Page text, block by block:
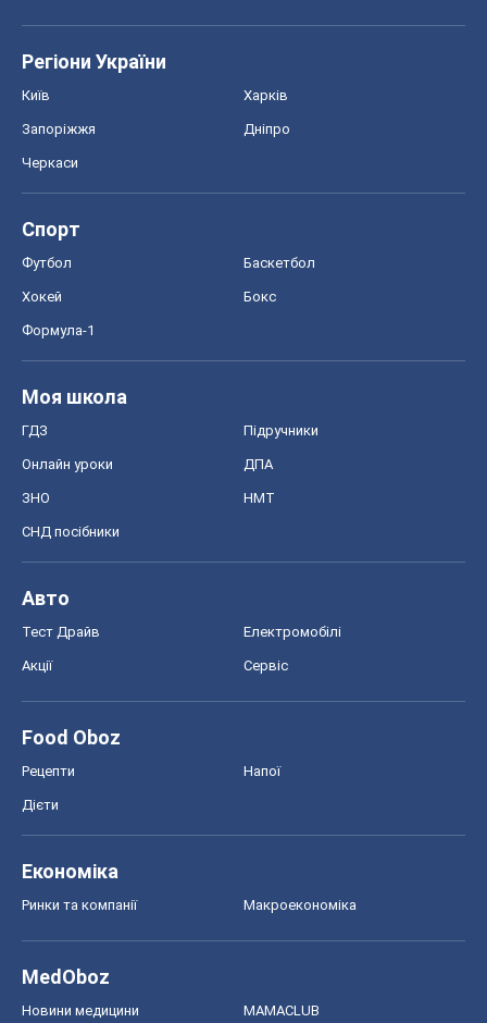
Регіони України
Київ Харків
Запоріжжя Дніпро
Черкаси
Спорт
Футбол Баскетбол
Хокей Бокс
Формула-1
Моя школа
ГДЗ Підручники
Онлайн уроки ДПА
ЗНО НМТ
СНД посібники
Авто
Тест Драйв Електромобілі
Акції Сервіс
Food Oboz
Рецепти Напої
Дієти
Економіка
Ринки та компанії Макроекономіка
MedOboz
Новини медицини MAMACLUB